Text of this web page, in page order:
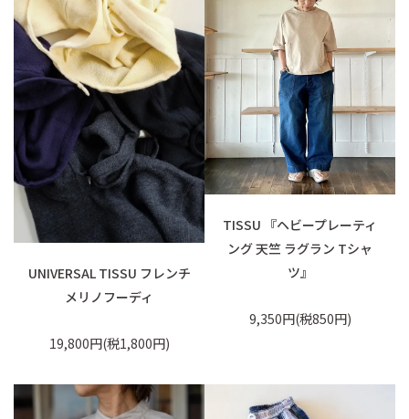
UNIVERSAL TISSU フレンチ
メリノフーディ
19,800円(税1,800円)
TISSU 『ヘビープレーティ
ング 天竺 ラグラン Tシャ
ツ』
9,350円(税850円)